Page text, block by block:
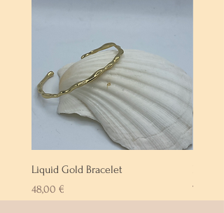
Liquid Gold Bracelet
Prix
48,00 €
Prix
72,00 €